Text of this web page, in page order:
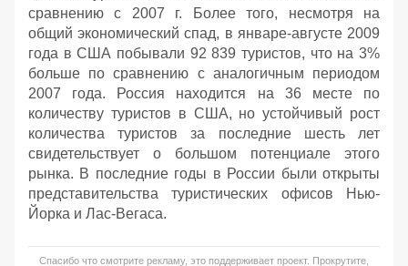
сравнению с 2007 г. Более того, несмотря на
общий экономический спад, в январе-августе 2009
года в США побывали 92 839 туристов, что на 3%
больше по сравнению с аналогичным периодом
2007 года. Россия находится на 36 месте по
количеству туристов в США, но устойчивый рост
количества туристов за последние шесть лет
свидетельствует о большом потенциале этого
рынка. В последние годы в России были открыты
представительства туристических офисов Нью-
Йорка и Лас-Вегаса.
Спасибо что смотрите рекламу, это поддерживает проект. Прокрутите,